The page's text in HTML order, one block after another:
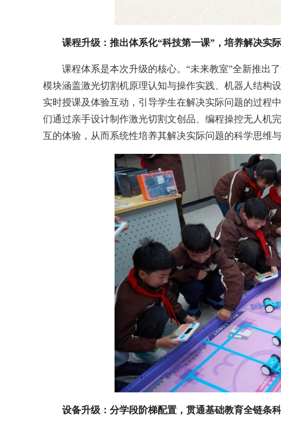
课程升级：推出体系化“科技第一课”，培养解决实
课程体系是本次升级的核心。“未来教室”全新推出
模块涵盖激光切割机原理认知与操作实践、机器人结构
实时授课及体验互动，引导学生在解决实际问题的过程
们通过亲手设计制作激光切割文创品、编程操控无人机
互的体验，从而系统性培养其解决实际问题的科学思维与
设备升级：分学段阶梯配置，贯通基础教育全链条